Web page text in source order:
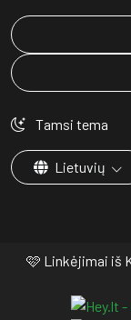
Tamsi tema
Lietuvių
🩷 Linkėjimai iš